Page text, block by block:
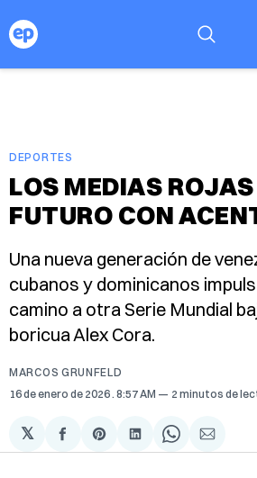
DEPORTES
LOS MEDIAS
FUTURO CON
Una nueva generación de
cubanos y dominicanos
camino a otra Serie Mundial
boricua Alex Cora.
MARCOS GRUNFELD
16 de enero de 2026 . 8:57 AM 2 minutos de
𝕏
Compartir
en
Share
on
Compartir
en
Share
on
via